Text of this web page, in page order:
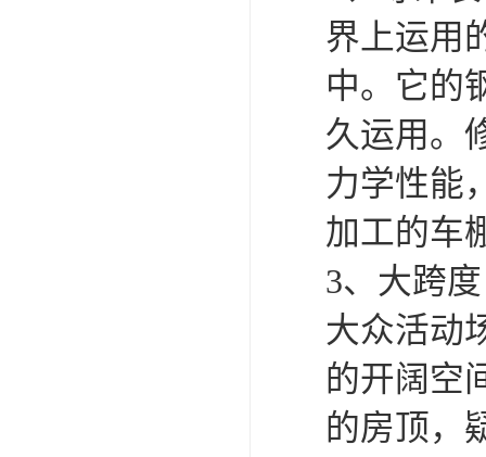
界上运用
中。它的
久运用。
力学性能
加工的车
3、大跨
大众活动
的开阔空
的房顶，